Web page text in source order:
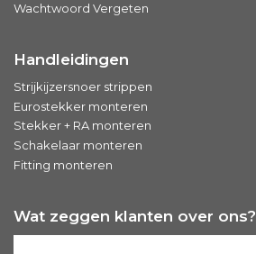
Wachtwoord Vergeten
Handleidingen
Strijkijzersnoer strippen
Eurostekker monteren
Stekker + RA monteren
Schakelaar monteren
Fitting monteren
Wat zeggen klanten over ons?